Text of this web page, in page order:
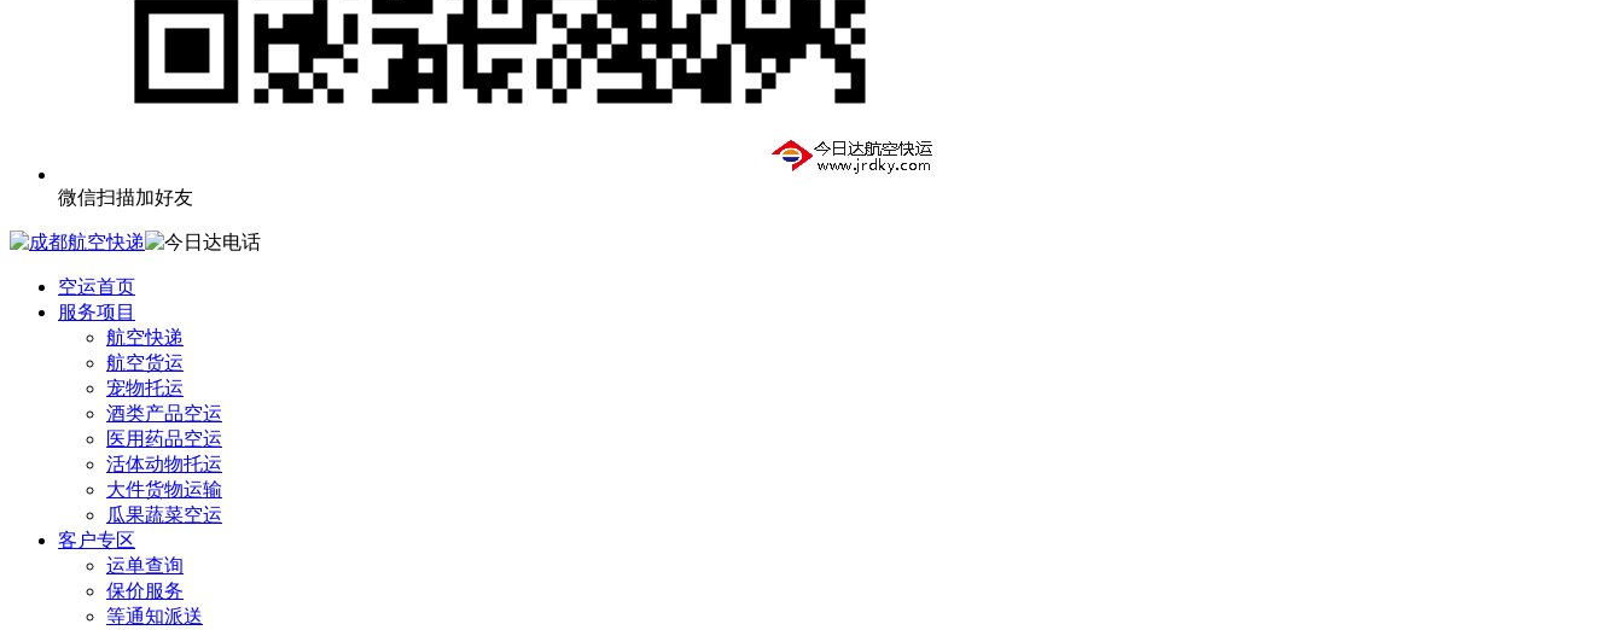
微信扫描加好友
空运首页
服务项目
航空快递
航空货运
宠物托运
酒类产品空运
医用药品空运
活体动物托运
大件货物运输
瓜果蔬菜空运
客户专区
运单查询
保价服务
等通知派送